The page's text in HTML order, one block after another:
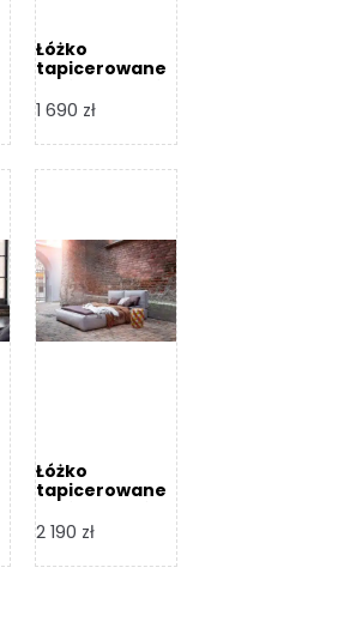
Łóżko
tapicerowane
Design
1 690 zł
Łóżko
tapicerowane
Design
2 190 zł